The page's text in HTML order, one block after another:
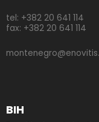
tel: +382 20 641 114
fax: +382 20 641 114
BIH